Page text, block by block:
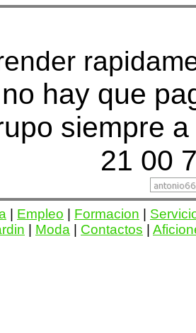
hay que
siempre
21 00
Empleo Formacion
Moda Contactos